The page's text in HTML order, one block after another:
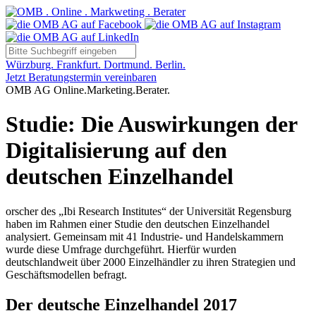
Würzburg. Frankfurt. Dortmund. Berlin.
Jetzt Beratungstermin vereinbaren
OMB AG Online.Marketing.Berater.
Studie: Die Auswirkungen der
Digitalisierung auf den
deutschen Einzelhandel
orscher des „Ibi Research Institutes“ der Universität Regensburg
haben im Rahmen einer Studie den deutschen Einzelhandel
analysiert. Gemeinsam mit 41 Industrie- und Handelskammern
wurde diese Umfrage durchgeführt. Hierfür wurden
deutschlandweit über 2000 Einzelhändler zu ihren Strategien und
Geschäftsmodellen befragt.
Der deutsche Einzelhandel 2017